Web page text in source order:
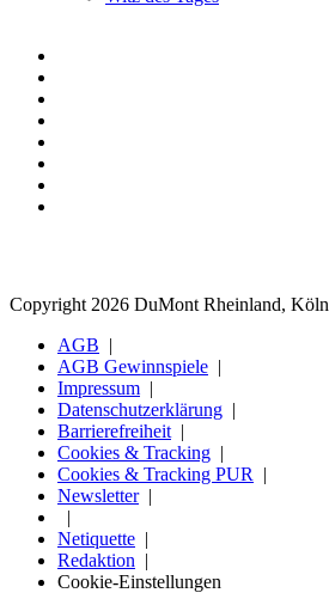
Copyright 2026 DuMont Rheinland, Köln
AGB
AGB Gewinnspiele
Impressum
Datenschutzerklärung
Barrierefreiheit
Cookies & Tracking
Cookies & Tracking PUR
Newsletter
Netiquette
Redaktion
Cookie-Einstellungen